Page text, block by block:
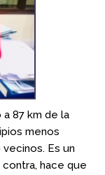
87 km de la
menos
Es un
hace que